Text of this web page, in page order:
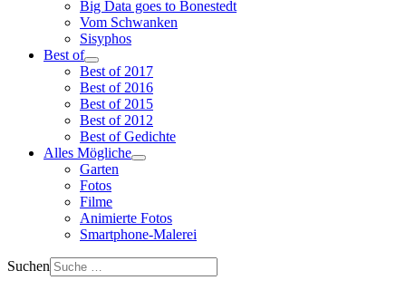
Big Data goes to Bonestedt
Vom Schwanken
Sisyphos
Best of
Best of 2017
Best of 2016
Best of 2015
Best of 2012
Best of Gedichte
Alles Mögliche
Garten
Fotos
Filme
Animierte Fotos
Smartphone-Malerei
Suchen